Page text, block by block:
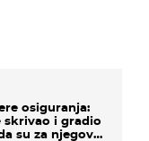
osiguranja:
skrivao i gradio
su za njegovo